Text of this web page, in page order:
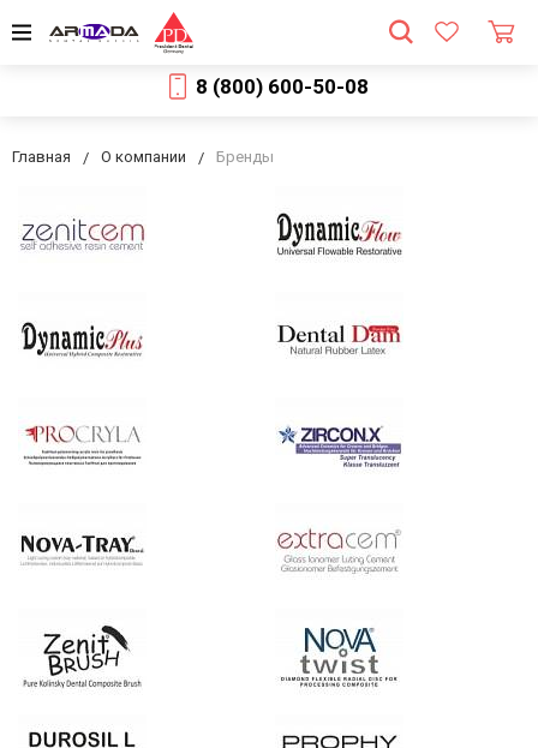
8 (800) 600-50-08
Главная О компании Бренды